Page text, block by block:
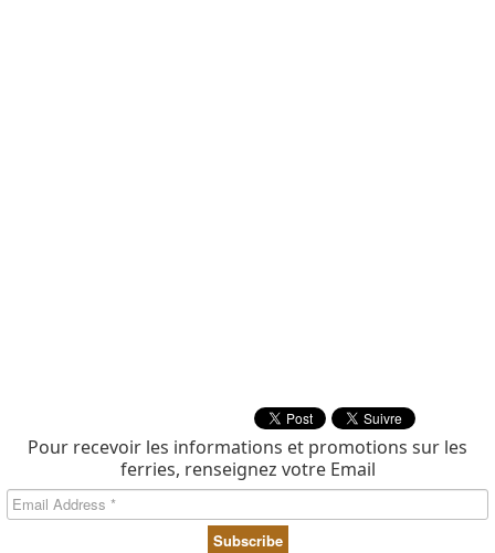
Pour recevoir les informations et promotions sur les
ferries, renseignez votre Email